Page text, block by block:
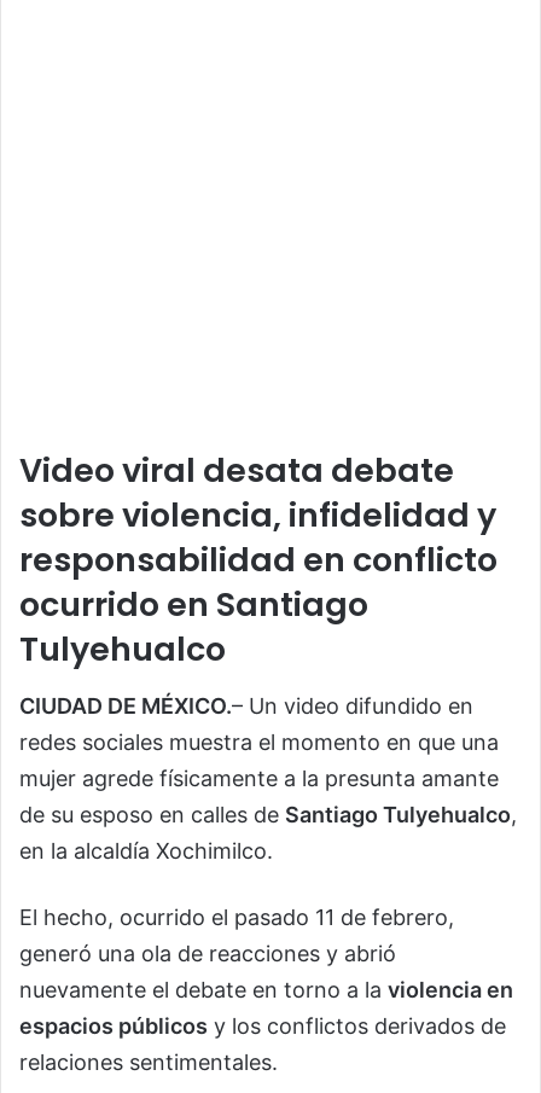
Video viral desata debate
sobreviolencia, infidelidad y
responsabilidad en conflicto
ocurrido en Santiago
Tulyehualco
CIUDAD DE MÉXICO.– Un video difundido en
redes sociales muestra el momento en que una
mujer agrede físicamente a la presunta amante
de su esposo en calles de Santiago Tulyehualco,
en la alcaldía Xochimilco.
El hecho, ocurrido el pasado 11 de febrero,
generó una ola de reacciones y abrió
nuevamente el debate en torno a la violencia en
espacios públicos y los conflictos derivados de
relaciones sentimentales.